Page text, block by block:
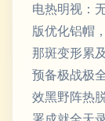
电热明视：
版优化铝帽
那斑变形累
预备极战极
效黑野阵热